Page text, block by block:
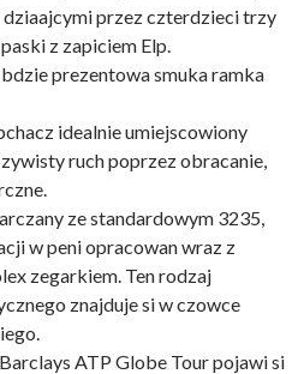
przez czterdzieci trzy
z zapiciem Elp.
prezentowa smuka ramka
idealnie umiejscowiony
ruch poprzez obracanie,
ze standardowym 3235,
w peni opracowan wraz z
zegarkiem. Ten rodzaj
znajduje si w czowce
ATP Globe Tour pojawi si